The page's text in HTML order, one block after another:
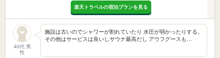
楽天トラベルの宿泊プランを見る
40代 男
性
施設は古いのでシャワーが割れていたり 水圧が弱かったりする。
その他はサービスは良いしサウナ最高だし アウフグースも…